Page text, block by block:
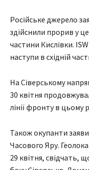
Російське джерело
здійснили прорив у
частини Кислівки.
наступи в східній
На Сіверському
30 квітня
лінії фронту в цьому
Також окупанти
Часового Яру.
29 квітня, свідчать,